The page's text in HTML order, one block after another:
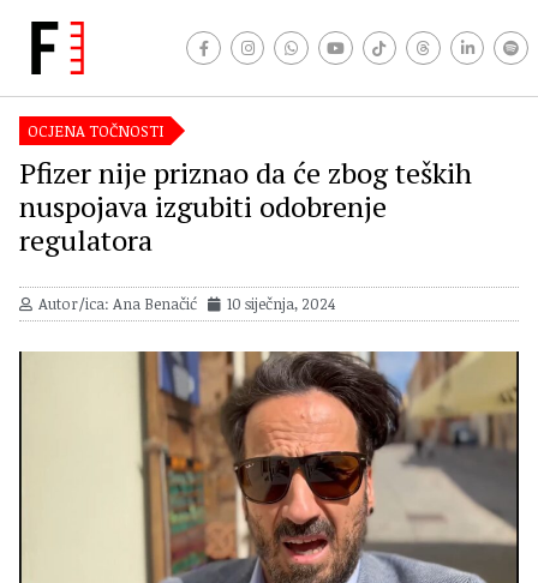
OCJENA TOČNOSTI
Pfizer nije priznao da će zbog teških
nuspojava izgubiti odobrenje
regulatora
Autor/ica: Ana Benačić 10 siječnja, 2024